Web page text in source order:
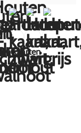
kaarten